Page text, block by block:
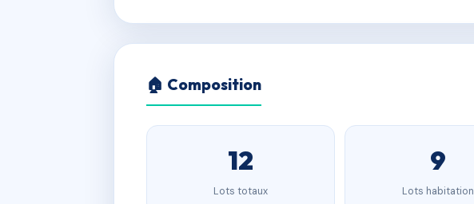
🏠 Composition
12
Lots totaux
9
Lots habitation